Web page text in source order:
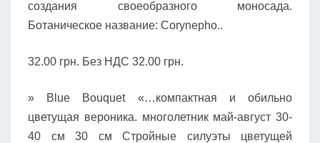
создания своеобразного моносада.
Ботаническое название: Corynepho..
32.00 грн. Без НДС 32.00 грн.
» Blue Bouquet «…компактная и обильно
цветущая вероника. многолетник май-август 30-
40 см 30 см Стройные силуэты цветущей